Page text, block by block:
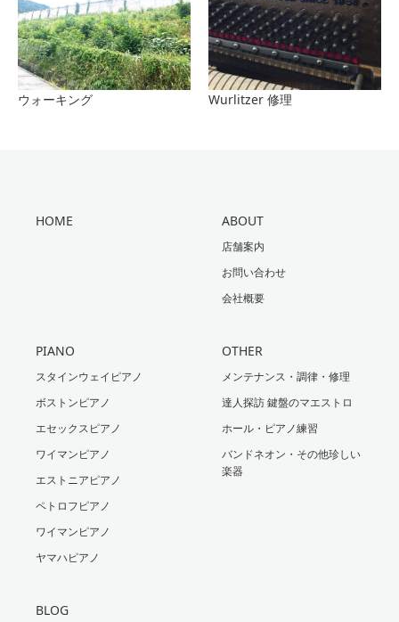
ウォーキング Wurlitzer 修理
HOME ABOUT
店舗案内
お問い合わせ
会社概要
PIANO
スタインウェイピアノ
ボストンピアノ
エセックスピアノ
ワイマンピアノ
エストニアピアノ
ペトロフピアノ
ワイマンピアノ
ヤマハピアノ
OTHER
メンテナンス・調律・修理
達人探訪 鍵盤のマエストロ
ホール・ピアノ練習
バンドネオン・その他珍しい
楽器
BLOG